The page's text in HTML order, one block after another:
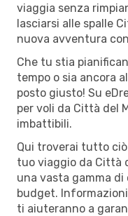
viaggia senza
lasciarsi alle spalle
nuova avventura
Che tu stia
tempo o sia ancora
posto giusto! Su
per voli da Città del
imbattibili.
Qui troverai tutto
tuo viaggio da Città
una vasta gamma
budget.
ti aiuteranno a